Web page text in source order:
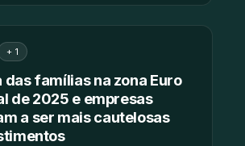
+ 1
das famílias na zona Euro
de 2025 e empresas
a ser mais cautelosas